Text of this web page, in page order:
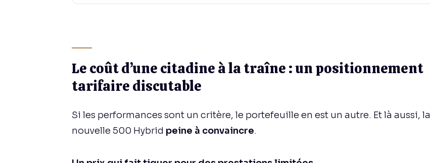
Le coût d’une citadine à la traîne : un positionnement
tarifaire discutable
Si les performances sont un critère, le portefeuille en est un autre. Et là aussi, la
nouvelle 500 Hybrid peine à convaincre.